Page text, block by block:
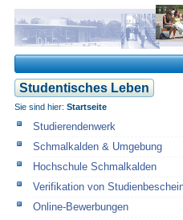
Studentisches Leben
Sie sind hier: Startseite
Studierendenwerk
Schmalkalden & Umgebung
Hochschule Schmalkalden
Verifikation von
Online-Bewerbungen